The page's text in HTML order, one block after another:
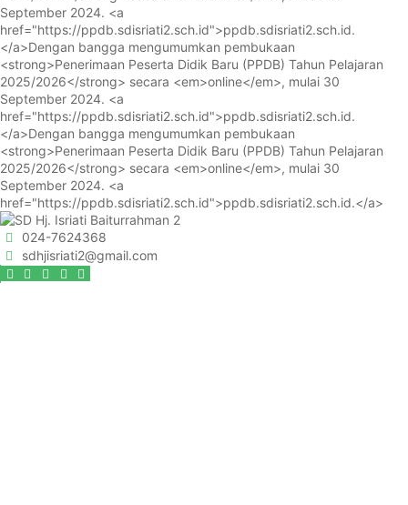
September 2024. <a
href="https://ppdb.sdisriati2.sch.id">ppdb.sdisriati2.sch.id.
</a>Dengan bangga mengumumkan pembukaan
<strong>Penerimaan Peserta Didik Baru (PPDB) Tahun Pelajaran
2025/2026</strong> secara <em>online</em>, mulai 30
September 2024. <a
href="https://ppdb.sdisriati2.sch.id">ppdb.sdisriati2.sch.id.
</a>Dengan bangga mengumumkan pembukaan
<strong>Penerimaan Peserta Didik Baru (PPDB) Tahun Pelajaran
2025/2026</strong> secara <em>online</em>, mulai 30
September 2024. <a
href="https://ppdb.sdisriati2.sch.id">ppdb.sdisriati2.sch.id.</a>
024-7624368
sdhjisriati2@gmail.com